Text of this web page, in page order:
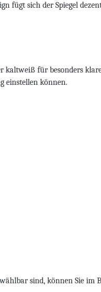
fügt sich der Spiegel
für besonders
einstellen können.
sind, können Sie im